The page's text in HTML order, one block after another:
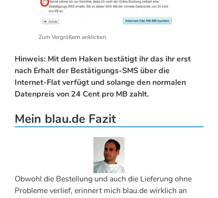
Zum Vergrößern anklicken.
Hinweis: Mit dem Haken bestätigt ihr das ihr erst
nach Erhalt der Bestätigungs-SMS über die
Internet-Flat verfügt und solange den normalen
Datenpreis von 24 Cent pro MB zahlt.
Mein blau.de Fazit
Obwohl die Bestellung und auch die Lieferung ohne
Probleme verlief, erinnert mich blau.de wirklich an